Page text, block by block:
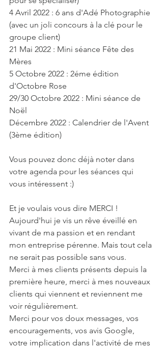
4 Avril 2022 : 6 ans d'Adé Photographie
(avec un joli concours à la clé pour le
groupe client)
21 Mai 2022 : Mini séance Fête des
Mères
5 Octobre 2022 : 2éme édition
d'Octobre Rose
29/30 Octobre 2022 : Mini séance de
Noël
Décembre 2022 : Calendrier de l'Avent
(3ème édition)
Vous pouvez donc déjà noter dans
votre agenda pour les séances qui
vous intéressent :)
Et je voulais vous dire MERCI !
Aujourd'hui je vis un rêve éveillé en
vivant de ma passion et en rendant
mon entreprise pérenne. Mais tout cela
ne serait pas possible sans vous.
Merci à mes clients présents depuis la
première heure, merci à mes nouveaux
clients qui viennent et reviennent me
voir régulièrement.
Merci pour vos doux messages, vos
encouragements, vos avis Google,
votre implication dans l'activité de mes